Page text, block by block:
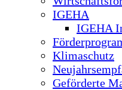
IGEHA
IGEHA
Klimaschutz
Geförderte